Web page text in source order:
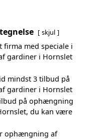
skjul
firma med speciale i
gardiner i Hornslet
mindst 3 tilbud på
gardiner i Hornslet
på ophængning
du kan være
ophængning af